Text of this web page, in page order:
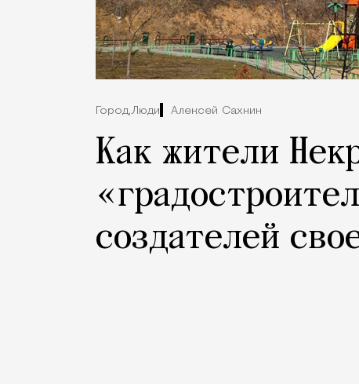
Город,Люди Алексей Сахнин
Как жители
создателей